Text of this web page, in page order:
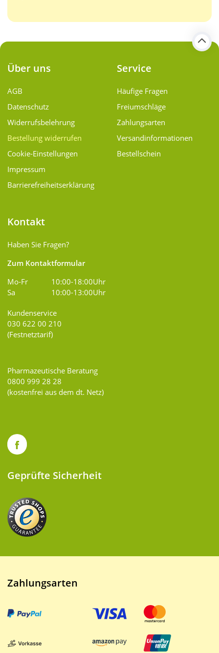
Über uns
AGB
Datenschutz
Widerrufsbelehrung
Bestellung widerrufen
Cookie-Einstellungen
Impressum
Barrierefreiheitserklärung
Service
Häufige Fragen
Freiumschläge
Zahlungsarten
Versand­informationen
Bestellschein
Kontakt
Haben Sie Fragen?
Zum Kontaktformular
Mo-Fr
10:00-18:00Uhr
Sa
10:00-13:00Uhr
Kundenservice
030 622 00 210
(Festnetztarif)
Pharmazeutische Beratung
0800 999 28 28
(kostenfrei aus dem dt. Netz)
Geprüfte Sicherheit
Zahlungsarten